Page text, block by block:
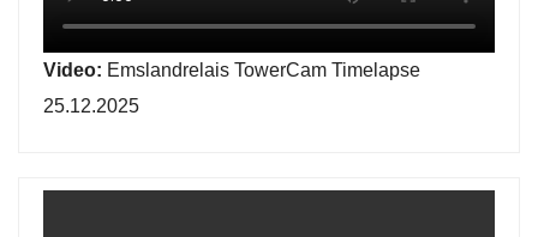
Video: Emslandrelais TowerCam Timelapse
25.12.2025